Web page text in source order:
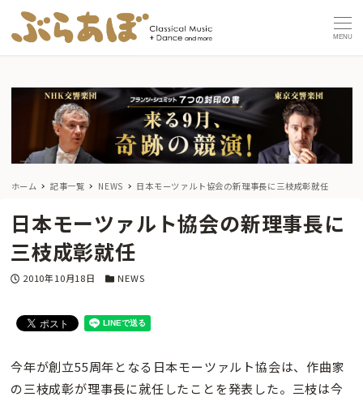
MENU
ホーム 記事一覧 NEWS 日本モーツァルト協会の新理事長に三枝成彰就任
日本モーツァルト協会の新理事長に
三枝成彰就任
投稿日
2010年10月18日 カテゴリー
NEWS
今年が創立55周年となる日本モーツァルト協会は、作曲家
の三枝成彰が理事長に就任したことを発表した。三枝は今